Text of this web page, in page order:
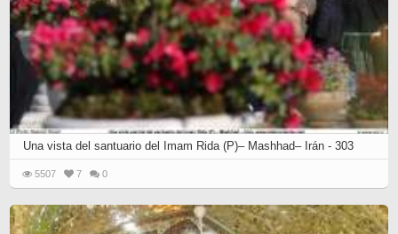
Una vista del santuario del Imam Rida (P)– Mashhad– Irán - 303
5507 7 0